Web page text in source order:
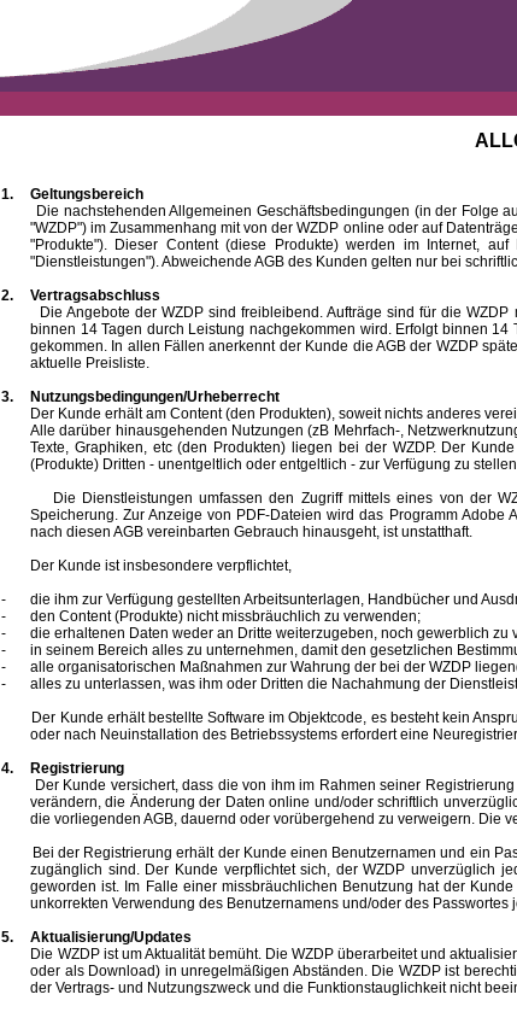
1.
Geltungsbereich
Die nachstehenden Allgemeinen Geschäftsbedingungen (in der Folge
"WZDP") im Zusammenhang mit von der WZDP online oder auf
"Produkte"). Dieser Content (diese Produkte) werden im Internet,
"Dienstleistungen"). Abweichende AGB des Kunden gelten nur bei
2.
Vertragsabschluss
Die Angebote der WZDP sind freibleibend. Aufträge sind für die WZDP
binnen 14 Tagen durch Leistung nachgekommen wird. Erfolgt binnen
gekommen. In allen Fällen anerkennt der Kunde die AGB der WZDP
aktuelle Preisliste.
3.
Nutzungsbedingungen/Urheberrecht
Der Kunde erhält am Content (den Produkten), soweit nichts anderes
Alle darüber hinausgehenden Nutzungen (zB Mehrfach-,
Texte, Graphiken, etc (den Produkten) liegen bei der WZDP. Der
(Produkte) Dritten - unentgeltlich oder entgeltlich - zur Verfügung zu
Die Dienstleistungen umfassen den Zugriff mittels eines von der
Speicherung. Zur Anzeige von PDF-Dateien wird das Programm
nach diesen AGB vereinbarten Gebrauch hinausgeht, ist unstatthaft.
Der Kunde ist insbesondere verpflichtet,
-
die ihm zur Verfügung gestellten Arbeitsunterlagen, Handbücher und
-
den Content (Produkte) nicht missbräuchlich zu verwenden;
-
die erhaltenen Daten weder an Dritte weiterzugeben, noch gewerblich zu
-
in seinem Bereich alles zu unternehmen, damit den gesetzlichen
-
alle organisatorischen Maßnahmen zur Wahrung der bei der WZDP
-
alles zu unterlassen, was ihm oder Dritten die Nachahmung der
Der Kunde erhält bestellte Software im Objektcode, es besteht kein
oder nach Neuinstallation des Betriebssystems erfordert eine
4.
Registrierung
Der Kunde versichert, dass die von ihm im Rahmen seiner
verändern, die Änderung der Daten online und/oder schriftlich
die vorliegenden AGB, dauernd oder vorübergehend zu verweigern. Die
Bei der Registrierung erhält der Kunde einen Benutzernamenund ein
zugänglich sind. Der Kunde verpflichtet sich, der WZDP unverzüglich
geworden ist. Im Falle einer missbräuchlichen Benutzung hat der
unkorrekten Verwendung des Benutzernamens und/oder des Passwortes
5.
Aktualisierung/Updates
Die WZDP ist um Aktualität bemüht. Die WZDP überarbeitet und
oder als Download) in unregelmäßigen Abständen. Die WZDP ist
der Vertrags- und Nutzungszweck und die Funktionstauglichkeit nicht